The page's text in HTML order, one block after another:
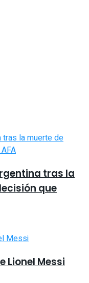
tras la
que
Lionel Messi